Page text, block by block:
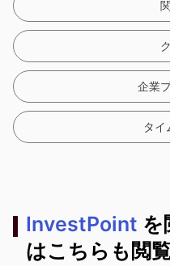
企業
タイ
InvestPoint を
はこちらも閲